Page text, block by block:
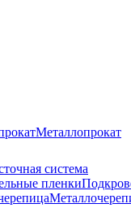
Металлопрокат
система